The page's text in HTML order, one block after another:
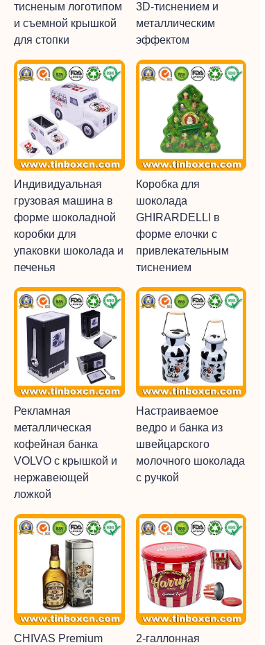
тисненым логотипом
и съемной крышкой
для стопки
3D-тиснением и
металлическим
эффектом
Индивидуальная
грузовая машина в
форме шоколадной
коробки для
упаковки шоколада и
печенья
Коробка для
шоколада
GHIRARDELLI в
форме елочки с
привлекательным
тиснением
Рекламная
металлическая
кофейная банка
VOLVO с крышкой и
нержавеющей
ложкой
Настраиваемое
ведро и банка из
швейцарского
молочного шоколада
с ручкой
CHIVAS Premium 2-галлонная